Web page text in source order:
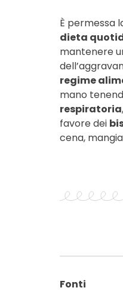
È permessa
dieta
mantenere
regime
mano
respiratoria
favore dei
cena,
Fonti